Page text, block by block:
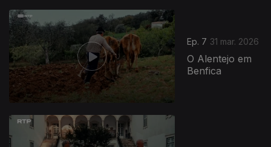
Ep. 7 31 mar. 2026
O Alentejo em
Benfica